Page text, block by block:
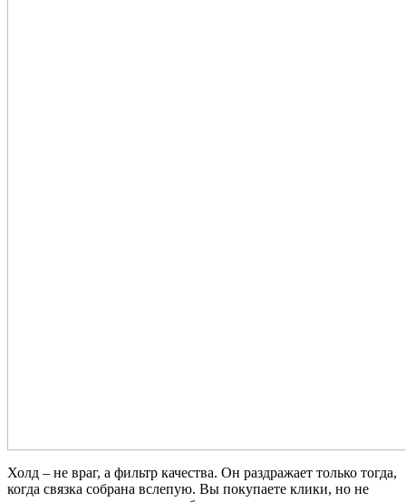
Холд – не враг, а фильтр качества. Он раздражает только тогда,
когда связка собрана вслепую. Вы покупаете клики, но не